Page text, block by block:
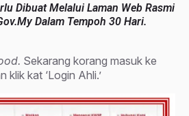
Dibuat Melalui Laman Web Rasmi
Dalam Tempoh 30 Hari.
Sekarang korang masuk ke
klik kat ‘Login Ahli.’